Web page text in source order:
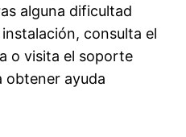
alguna dificultad
consulta el
o visita el soporte
obtener ayuda